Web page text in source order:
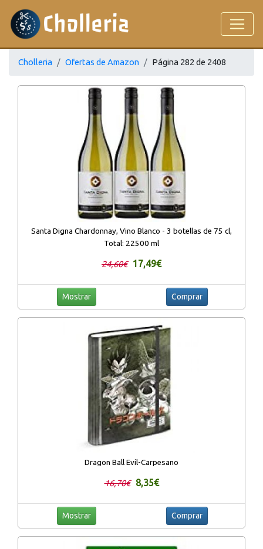
Cholleria Ofertas de Amazon Página 282 de 2408
Santa Digna Chardonnay, Vino Blanco - 3 botellas de 75 cl,
Total: 22500 ml
24,60€ 17,49€
Mostrar Comprar
Dragon Ball Evil-Carpesano
16,70€ 8,35€
Mostrar Comprar